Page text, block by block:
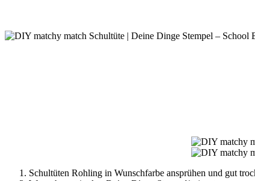
Schultüten Rohling in Wunschfarbe ansprühen und gut